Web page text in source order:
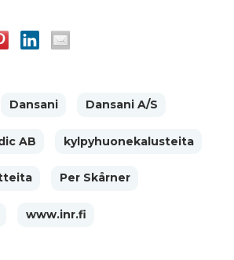
Dansani Dansani A/S
AB kylpyhuonekalusteita
Per Skårner
​www.inr.fi